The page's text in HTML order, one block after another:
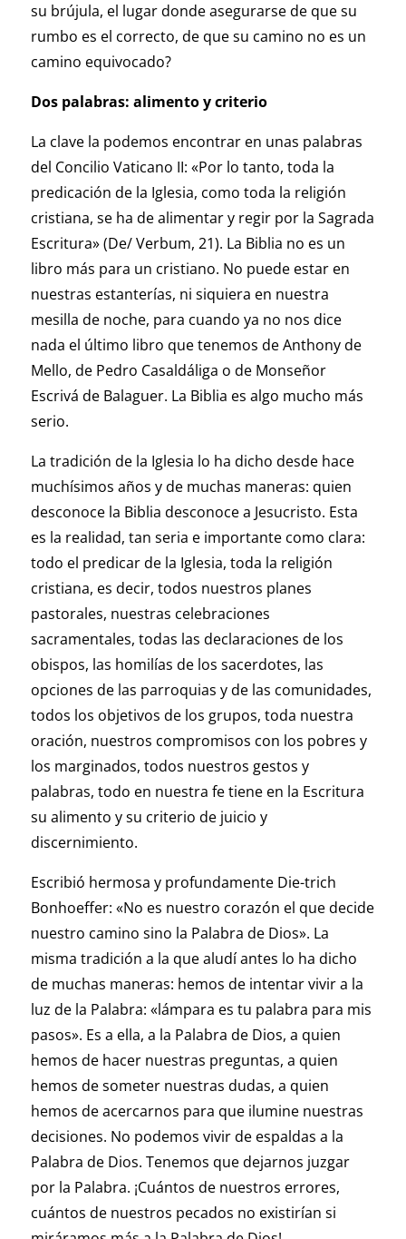
su brújula, el lugar donde asegurarse de que su
rumbo es el correcto, de que su camino no es un
camino equivocado?
Dos palabras: alimento y criterio
La clave la podemos encontrar en unas palabras
del Concilio Vaticano II: «Por lo tanto, toda la
predicación de la Iglesia, como toda la religión
cristiana, se ha de alimentar y regir por la Sagrada
Escritura» (De/ Verbum, 21). La Biblia no es un
libro más para un cristiano. No puede estar en
nuestras estanterías, ni siquiera en nuestra
mesilla de noche, para cuando ya no nos dice
nada el último libro que tenemos de Anthony de
Mello, de Pedro Casaldáliga o de Monseñor
Escrivá de Balaguer. La Biblia es algo mucho más
serio.
La tradición de la Iglesia lo ha dicho desde hace
muchísimos años y de muchas maneras: quien
desconoce la Biblia desconoce a Jesucristo. Esta
es la realidad, tan seria e importante como clara:
todo el predicar de la Iglesia, toda la religión
cristiana, es decir, todos nuestros planes
pastorales, nuestras celebraciones
sacramentales, todas las declaraciones de los
obispos, las homilías de los sacerdotes, las
opciones de las parroquias y de las comunidades,
todos los objetivos de los grupos, toda nuestra
oración, nuestros compromisos con los pobres y
los marginados, todos nuestros gestos y
palabras, todo en nuestra fe tiene en la Escritura
su alimento y su criterio de juicio y
discernimiento.
Escribió hermosa y profundamente Die-trich
Bonhoeffer: «No es nuestro corazón el que decide
nuestro camino sino la Palabra de Dios». La
misma tradición a la que aludí antes lo ha dicho
de muchas maneras: hemos de intentar vivir a la
luz de la Palabra: «lámpara es tu palabra para mis
pasos». Es a ella, a la Palabra de Dios, a quien
hemos de hacer nuestras preguntas, a quien
hemos de someter nuestras dudas, a quien
hemos de acercarnos para que ilumine nuestras
decisiones. No podemos vivir de espaldas a la
Palabra de Dios. Tenemos que dejarnos juzgar
por la Palabra. ¡Cuántos de nuestros errores,
cuántos de nuestros pecados no existirían si